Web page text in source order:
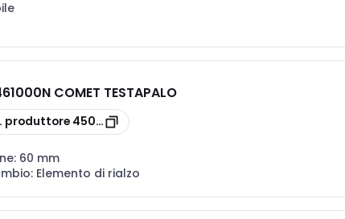
COMET TESTAPALO
produttore 450-1461000N
60 mm
Elemento di rialzo